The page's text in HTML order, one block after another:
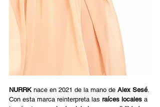
NURRK nace en 2021 de la mano de Alex Sesé.
Con esta marca reinterpreta las raíces locales a